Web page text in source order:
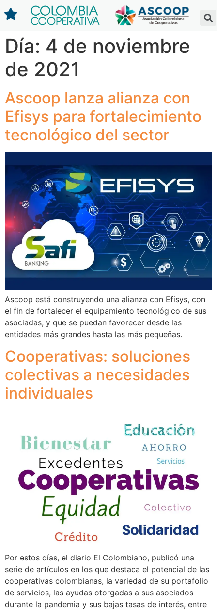
Día: 4 de noviembre
de 2021
Ascoop lanza alianza con
Efisys para fortalecimiento
tecnológico del sector
Ascoop está construyendo una alianza con Efisys, con
el fin de fortalecer el equipamiento tecnológico de sus
asociadas, y que se puedan favorecer desde las
entidades más grandes hasta las más pequeñas.
Cooperativas: soluciones
colectivas a necesidades
individuales
Por estos días, el diario El Colombiano, publicó una
serie de artículos en los que destaca el potencial de las
cooperativas colombianas, la variedad de su portafolio
de servicios, las ayudas otorgadas a sus asociados
durante la pandemia y sus bajas tasas de interés, entre